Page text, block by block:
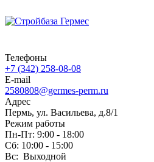
Телефоны
+7 (342) 258-08-08
E-mail
2580808@germes-perm.ru
Адрес
Пермь, ул. Васильева, д.8/1
Режим работы
Пн-Пт: 9:00 - 18:00
Сб: 10:00 - 15:00
Вс: Выходной